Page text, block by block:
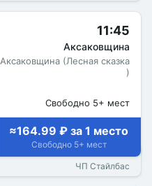
11:45
Аксаковщина
Аксаковщина (Лесная сказка
)
Свободно 5+ мест
≈164.99 ₽ за 1 место
Свободно 5+ мест
ЧП Стайлбас